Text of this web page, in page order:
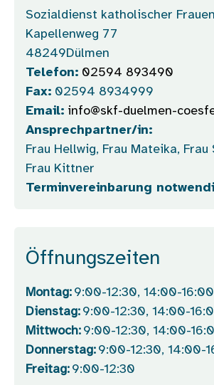
Sozialdienst katholischer
Kapellenweg 77
48249Dülmen
Telefon: 02594 893490
Fax: 02594 8934999
Email: info@skf-duelmen-
Ansprechpartner/in:
Frau Hellwig, Frau Mateika, Frau
Frau Kittner
Terminvereinbarung
Öffnungszeiten
Montag: 9:00-12:30, 14:00-16:00
Dienstag: 9:00-12:30, 14:00-
Mittwoch: 9:00-12:30, 14:00-
Donnerstag: 9:00-12:30, 14:00-
Freitag: 9:00-12:30